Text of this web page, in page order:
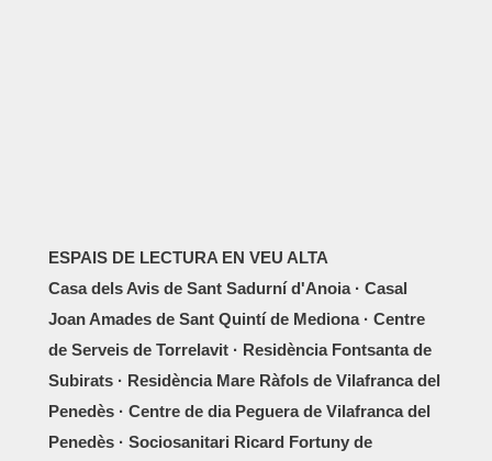
ESPAIS DE LECTURA EN VEU ALTA
Casa dels Avis de Sant Sadurní d'Anoia · Casal
Joan Amades de Sant Quintí de Mediona · Centre
de Serveis de Torrelavit · Residència Fontsanta de
Subirats · Residència Mare Ràfols de Vilafranca del
Penedès · Centre de dia Peguera de Vilafranca del
Penedès · Sociosanitari Ricard Fortuny de